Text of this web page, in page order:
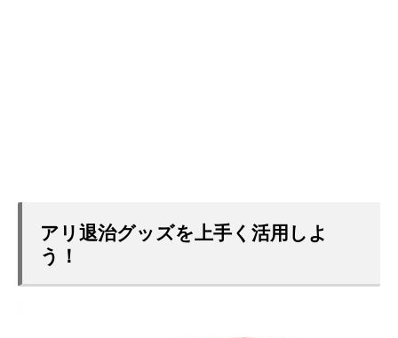
アリ退治グッズを上手く活用しよ
う！